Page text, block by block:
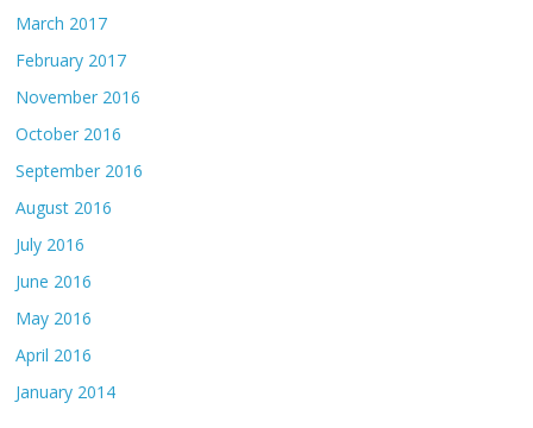
March 2017
February 2017
November 2016
October 2016
September 2016
August 2016
July 2016
June 2016
May 2016
April 2016
January 2014